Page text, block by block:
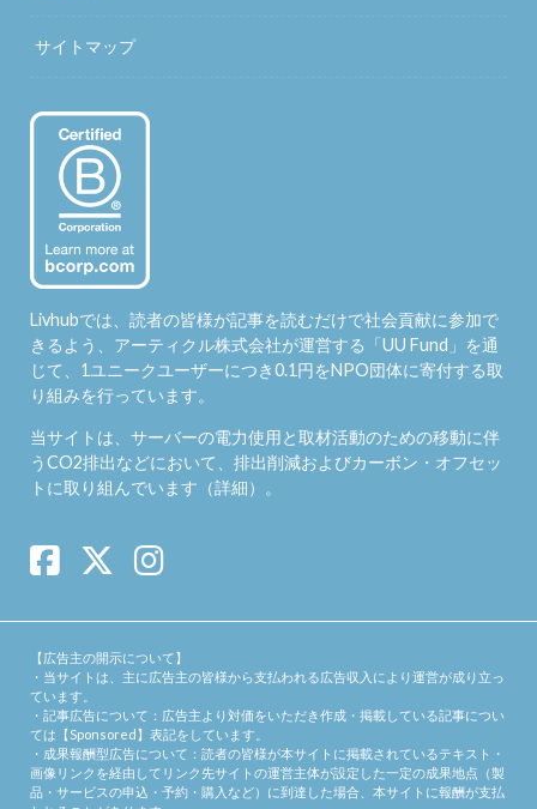
サイトマップ
Livhubでは、読者の皆様が記事を読むだけで社会貢献に参加で
きるよう、アーティクル株式会社が運営する「UU Fund 」を通
じて、1ユニークユーザーにつき0.1円をNPO団体に寄付する取
り組みを行っています。
当サイトは、サーバーの電力使用と取材活動のための移動に伴
うCO2排出などにおいて、排出削減およびカーボン・オフセッ
トに取り組んでいます（詳細）。
【広告主の開示について】
・当サイトは、主に広告主の皆様から支払われる広告収入により運営が成り立っ
ています。
・記事広告について：広告主より対価をいただき作成・掲載している記事につい
ては【Sponsored】表記をしています。
・成果報酬型広告について：読者の皆様が本サイトに掲載されているテキスト・
画像リンクを経由してリンク先サイトの運営主体が設定した一定の成果地点（製
品・サービスの申込・予約・購入など）に到達した場合、本サイトに報酬が支払